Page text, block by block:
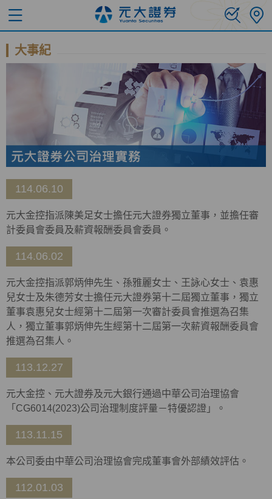
大事紀
114.06.10
元大金控指派陳美足女士擔任元大證券獨立董事，並擔任審
計委員會委員及薪資報酬委員會委員。
114.06.02
元大金控指派郭炳伸先生、孫雅麗女士、王詠心女士、袁惠
兒女士及朱德芳女士擔任元大證券第十二屆獨立董事，獨立
董事袁惠兒女士經第十二屆第一次審計委員會推選為召集
人，獨立董事郭炳伸先生經第十二屆第一次薪資報酬委員會
推選為召集人。
113.12.27
元大金控、元大證券及元大銀行通過中華公司治理協會
「 CG6014(2023)公司治理制度評量－特優認證」。
113.11.15
本公司委由中華公司治理協會完成董事會外部績效評估。
112.01.03